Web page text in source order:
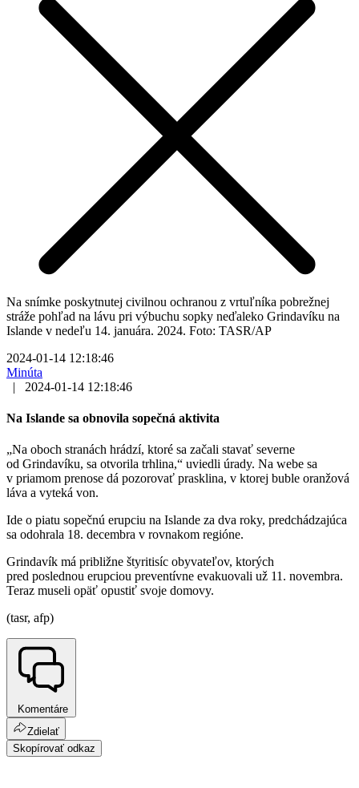
Na snímke poskytnutej civilnou ochranou z vrtuľníka pobrežnej
stráže pohľad na lávu pri výbuchu sopky neďaleko Grindavíku na
Islande v nedeľu 14. januára. 2024. Foto: TASR/AP
2024-01-14 12:18:46
Minúta
|
2024-01-14 12:18:46
Na Islande sa obnovila sopečná aktivita
„Na oboch stranách hrádzí, ktoré sa začali stavať severne
od Grindavíku, sa otvorila trhlina,“ uviedli úrady. Na webe sa
v priamom prenose dá pozorovať prasklina, v ktorej buble oranžová
láva a vyteká von.
Ide o piatu sopečnú erupciu na Islande za dva roky, predchádzajúca
sa odohrala 18. decembra v rovnakom regióne.
Grindavík má približne štyritisíc obyvateľov, ktorých
pred poslednou erupciou preventívne evakuovali už 11. novembra.
Teraz museli opäť opustiť svoje domovy.
(tasr, afp)
Komentáre
Zdielať
Skopírovať odkaz